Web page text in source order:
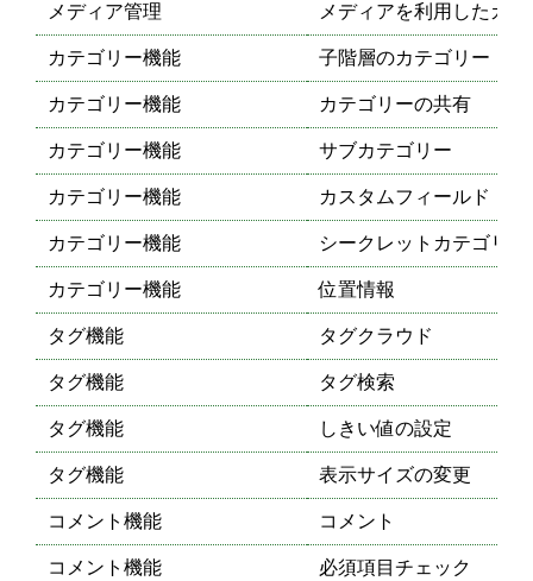
メディア管理 メディアを利用したカ
カテゴリー機能 子階層のカテゴリー
カテゴリー機能 カテゴリーの共有
カテゴリー機能 サブカテゴリー
カテゴリー機能 カスタムフィールド
カテゴリー機能 シークレットカテゴリー
カテゴリー機能 位置情報
タグ機能 タグクラウド
タグ機能 タグ検索
タグ機能 しきい値の設定
タグ機能 表示サイズの変更
コメント機能 コメント
コメント機能 必須項目チェック